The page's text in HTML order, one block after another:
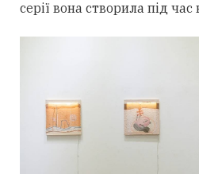
серії вона створила під час